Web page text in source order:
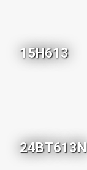
15H613
24BT613N